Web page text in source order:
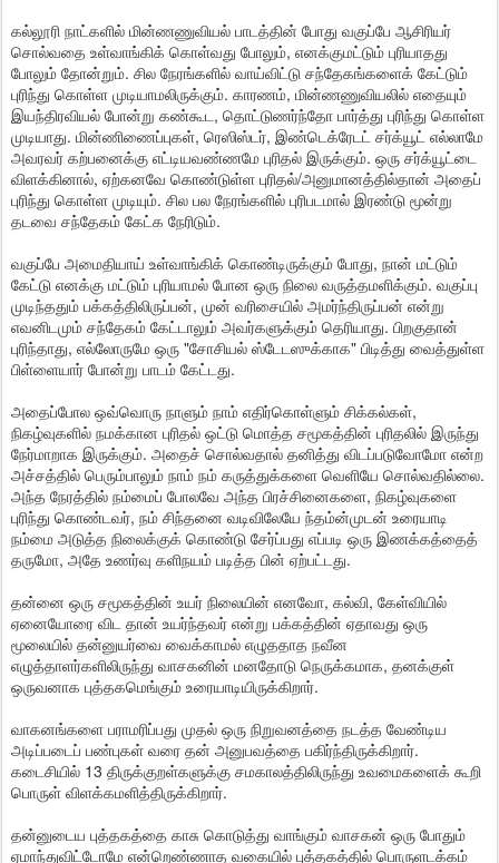
கல்லூரி நாட்களில் மின்ணணுவியல் பாடத்தின் போது வகுப்பே ஆசிரியர்
சொல்வதை உள்வாங்கிக் கொள்வது போலும், எனக்குமட்டும் புரியாதது
போலும் தோன்றும். சில நேரங்களில் வாய்விட்டு சந்தேகங்களைக் கேட்டும்
புரிந்து கொள்ள முடியாமலிருக்கும். காரணம், மின்ணணுவியலில் எதையும்
இயந்திரவியல் போன்று கண்கூட, தொட்டுணர்ந்தோ பார்த்து புரிந்து கொள்ள
முடியாது. மின்ணிணைப்புகள், ரெஸிஸ்டர், இண்டெக்ரேடட் சர்க்யூட் எல்லாமே
அவரவர் கற்பனைக்கு எட்டியவண்ணமே புரிதல் இருக்கும். ஒரு சர்க்யூட்டை
விளக்கினால், ஏற்கனவே கொண்டுள்ள புரிதல்/அனுமானத்தில்தான் அதைப்
புரிந்து கொள்ள முடியும். சில பல நேரங்களில் புரிபடமால் இரண்டு மூன்று
தடவை சந்தேகம் கேட்க நேரிடும்.
வகுப்பே அமைதியாய் உள்வாங்கிக் கொண்டிருக்கும் போது, நான் மட்டும்
கேட்டு எனக்கு மட்டும் புரியாமல் போன ஒரு நிலை வருத்தமளிக்கும். வகுப்பு
முடிந்ததும் பக்கத்திலிருப்பன், முன் வரிசையில் அமர்ந்திருப்பன் என்று
எவனிடமும் சந்தேகம் கேட்டாலும் அவர்களுக்கும் தெரியாது. பிறகுதான்
புரிந்தாது, எல்லோருமே ஒரு "சோசியல் ஸ்டேடஸுக்காக" பிடித்து வைத்துள்ள
பிள்ளையார் போன்று பாடம் கேட்டது.
அதைப்போல ஒவ்வொரு நாளும் நாம் எதிர்கொள்ளும் சிக்கல்கள்,
நிகழ்வுகளில் நமக்கான புரிதல் ஒட்டு மொத்த சமூகத்தின் புரிதலில் இருந்து
நேர்மாறாக இருக்கும். அதைச் சொல்வதால் தனித்து விடப்படுவோமோ என்ற
அச்சத்தில் பெரும்பாலும் நாம் நம் கருத்துக்களை வெளியே சொல்வதில்லை.
அந்த நேரத்தில் நம்மைப் போலவே அந்த பிரச்சினைகளை, நிகழ்வுகளை
புரிந்து கொண்டவர், நம் சிந்தனை வடிவிலேயே ந்தம்ன்முடன் உரையாடி
நம்மை அடுத்த நிலைக்குக் கொண்டு சேர்ப்பது எப்படி ஒரு இணக்கத்தைத்
தருமோ, அதே உணர்வு களிநயம் படித்த பின் ஏற்பட்டது.
தன்னை ஒரு சமூகத்தின் உயர் நிலையின் எனவோ, கல்வி, கேள்வியில்
ஏனையோரை விட தான் உயர்ந்தவர் என்று பக்கத்தின் ஏதாவது ஒரு
மூலையில் தன்னுயர்வை வைக்காமல் எழுததாத நவீன
எழுத்தாளர்களிலிருந்து வாசகனின் மனதோடு நெருக்கமாக, தனக்குள்
ஒருவனாக புத்தகமெங்கும் உரையாடியிருக்கிறார்.
வாகனங்களை பராமரிப்பது முதல் ஒரு நிறுவனத்தை நடத்த வேண்டிய
அடிப்படைப் பண்புகள் வரை தன் அனுபவத்தை பகிர்ந்திருக்கிறார்.
கடைசியில் 13 திருக்குறள்களுக்கு சமகாலத்திலிருந்து உவமைகளைக் கூறி
பொருள் விளக்கமளித்திருக்கிறார்.
தன்னுடைய புத்தகத்தை காசு கொடுத்து வாங்கும் வாசகன் ஒரு போதும்
ஏமாந்துவிட்டோமே என்றெண்ணாத வகையில் புத்தகத்தில் பொருளடக்கம்